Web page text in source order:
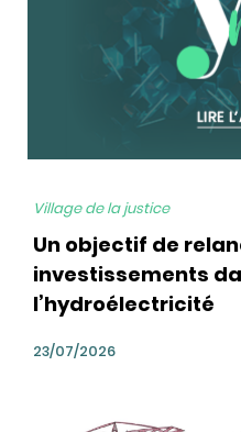
Village de la justice
Un objectif de
investissements
l’hydroélectricité
23/07/2026